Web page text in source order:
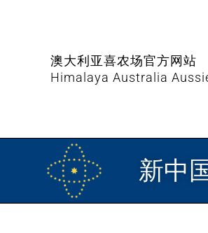
澳大利亚喜农场官方网站
Himalaya Australia
新中